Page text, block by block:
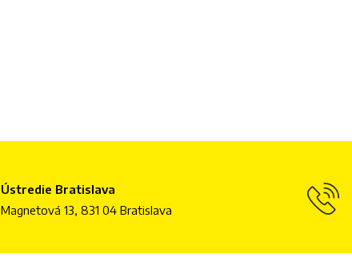
Ústredie Bratislava
Magnetová 13, 831 04 Bratislava